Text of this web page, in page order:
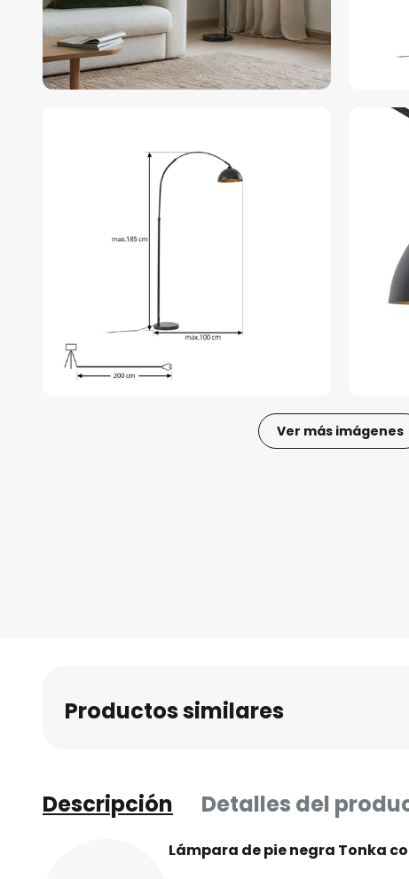
Ver más imágenes
Productos similares
Descripción Detalles del
Lámpara de pie negra Tonka